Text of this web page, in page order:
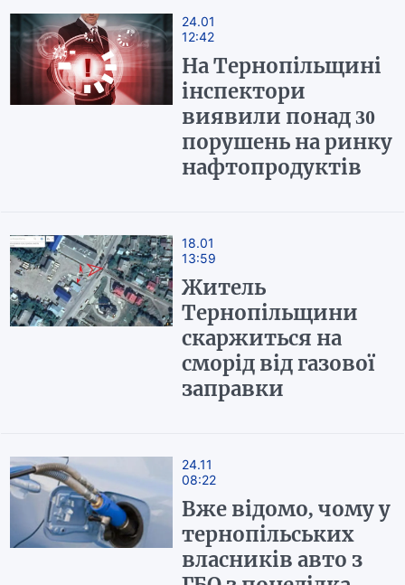
24.01
12:42
На Тернопільщині
інспектори
виявили понад 30
порушень на ринку
нафтопродуктів
18.01
13:59
Житель
Тернопільщини
скаржиться на
сморід від газової
заправки
24.11
08:22
Вже відомо, чому у
тернопільських
власників авто з